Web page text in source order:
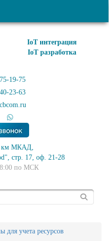
IoT интеграция
IoT разработка
19-75
23-63
км МКАД,
стр. 17, оф. 21-28
по МСК
для учета ресурсов